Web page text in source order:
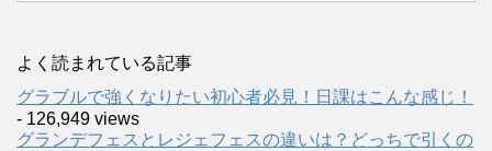
よく読まれている記事
グラブルで強くなりたい初心者必見！日課はこんな感じ！
- 126,949 views
グランデフェスとレジェフェスの違いは？どっちで引くの